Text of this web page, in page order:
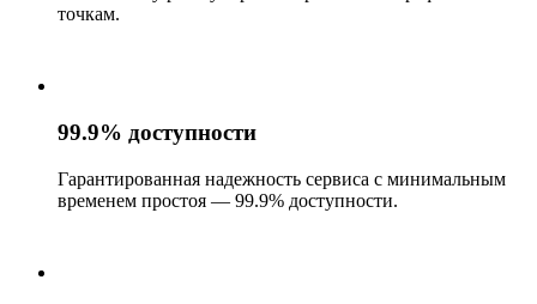
точкам.
99.9% доступности
Гарантированная надежность сервиса с минимальным
временем простоя — 99.9% доступности.